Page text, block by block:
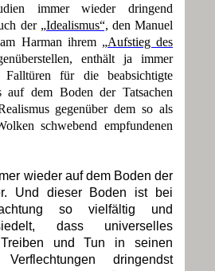
immer wieder dringend
der „Idealismus“, den Manuel
Harman ihrem „Aufstieg des
enthält ja immer
Falltüren für die beabsichtigte
auf dem Boden der Tatsachen
gegenüber dem so als
schwebend empfundenen
wieder auf dem Boden der
Und dieser Boden ist bei
so vielfältig und
dass universelles
Treiben und Tun in seinen
Verflechtungen dringendst